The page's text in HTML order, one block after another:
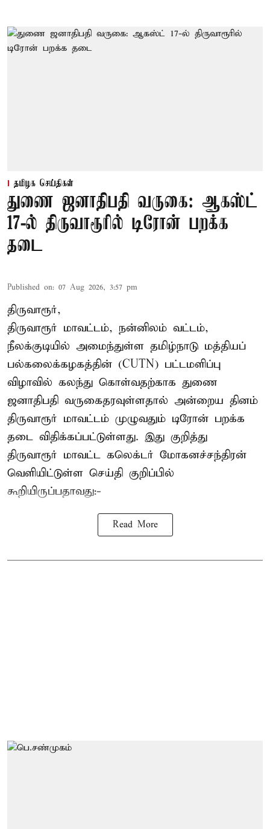
தமிழக செய்திகள்
துணை ஜனாதிபதி வருகை: ஆகஸ்ட்
17-ல் திருவாரூரில் டிரோன் பறக்க
தடை
Published on: 07 Aug 2026, 3:57 pm
திருவாரூர்,
திருவாரூர் மாவட்டம், நன்னிலம் வட்டம்,
நீலக்குடியில் அமைந்துள்ள தமிழ்நாடு மத்தியப்
பல்கலைக்கழகத்தின் (CUTN) பட்டமளிப்பு
விழாவில் கலந்து கொள்வதற்காக துணை
ஜனாதிபதி வருகைதரவுள்ளதால் அன்றைய தினம்
திருவாரூர் மாவட்டம் முழுவதும் டிரோன் பறக்க
தடை விதிக்கப்பட்டுள்ளது. இது குறித்து
திருவாரூர் மாவட்ட கலெக்டர் மோகனச்சந்திரன்
வெளியிட்டுள்ள செய்தி குறிப்பில்
கூறியிருப்பதாவது:-
Read More